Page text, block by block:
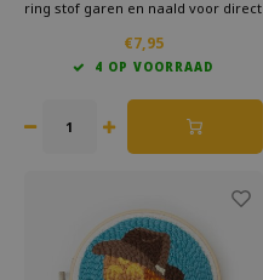
ring stof garen en naald voor direct
ontspanning en een uniek
wanddecoratief project voor
€7,95
4 OP VOORRAAD